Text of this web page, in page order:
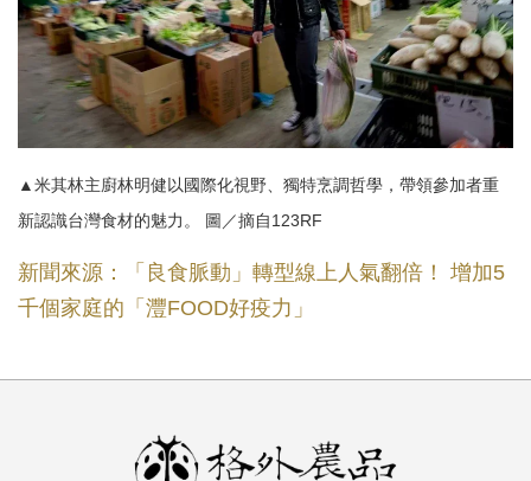
▲米其林主廚林明健以國際化視野、獨特烹調哲學，帶領參加者重
新認識台灣食材的魅力。 圖／摘自123RF
新聞來源：「良食脈動」轉型線上人氣翻倍！ 增加5
千個家庭的「灃FOOD好疫力」